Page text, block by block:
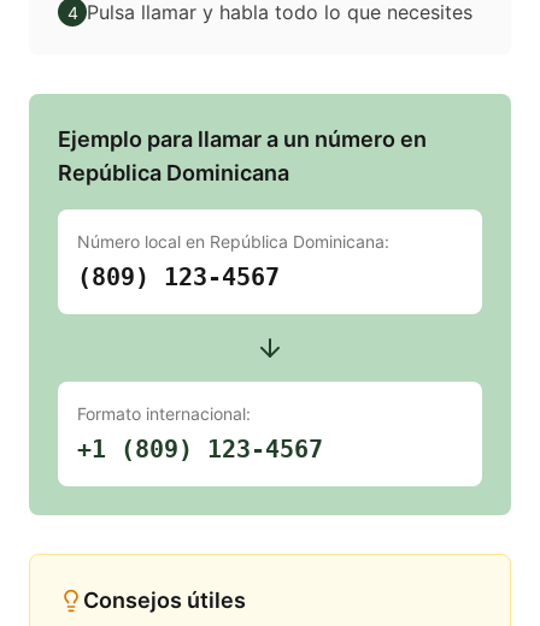
4 Pulsa llamar y habla todo lo que necesites
Ejemplo para llamar a un número en
República Dominicana
Número local en República Dominicana:
(809) 123-4567
Formato internacional:
+1 (809) 123-4567
Consejos útiles